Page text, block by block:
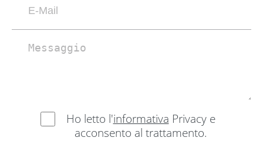
Ho letto l'informativa Privacy e
acconsento al trattamento.